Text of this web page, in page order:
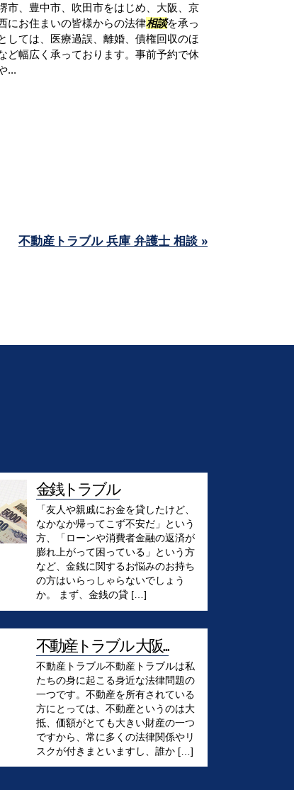
市、豊中市、吹田市をはじめ、大阪、京
にお住まいの皆様からの法律相談を承っ
しては、医療過誤、離婚、債権回収のほ
ど幅広く承っております。事前予約で休
...
不動産トラブル 兵庫 弁護士 相談 »
金銭トラブル
「友人や親戚にお金を貸したけど、
なかなか帰ってこず不安だ」という
方、「ローンや消費者金融の返済が
膨れ上がって困っている」という方
など、金銭に関するお悩みのお持ち
の方はいらっしゃらないでしょう
か。 まず、金銭の貸 […]
不動産トラブル 大阪...
不動産トラブル不動産トラブルは私
たちの身に起こる身近な法律問題の
一つです。不動産を所有されている
方にとっては、不動産というのは大
抵、価額がとても大きい財産の一つ
ですから、常に多くの法律関係やリ
スクが付きまといますし、誰か […]